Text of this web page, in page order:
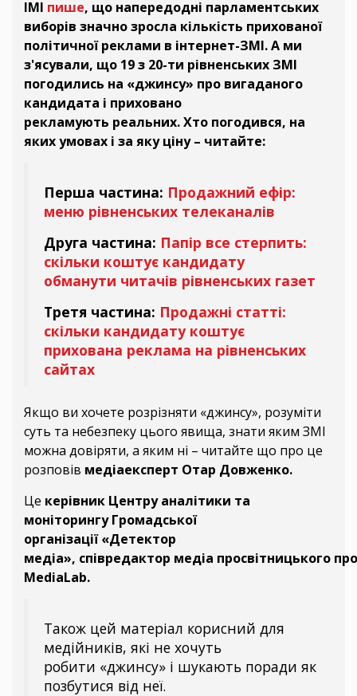
ІМІ пише, що напередодні парламентських
виборів значно зросла кількість прихованої
політичної реклами в інтернет-ЗМІ. А ми
з'ясували, що 19 з 20-ти рівненських ЗМІ
погодились на «джинсу» про вигаданого
кандидата і приховано
рекламують реальних. Хто погодився, на
яких умовах і за яку ціну – читайте:
Перша частина: Продажний ефір:
меню рівненських телеканалів
Друга частина: Папір все стерпить:
скільки коштує кандидату
обманути читачів рівненських газет
Третя частина: Продажні статті:
скільки кандидату коштує
прихована реклама на рівненських
сайтах
Якщо ви хочете розрізняти «джинсу», розуміти
суть та небезпеку цього явища, знати яким ЗМІ
можна довіряти, а яким ні – читайте що про це
розповів медіаексперт Отар Довженко.
Це керівник Центру аналітики та
моніторингу Громадської
організації «Детектор
медіа», співредактор медіа просвітницького
MediaLab.
Також цей матеріал корисний для
медійників, які не хочуть
робити «джинсу» і шукають поради як
позбутися від неї.